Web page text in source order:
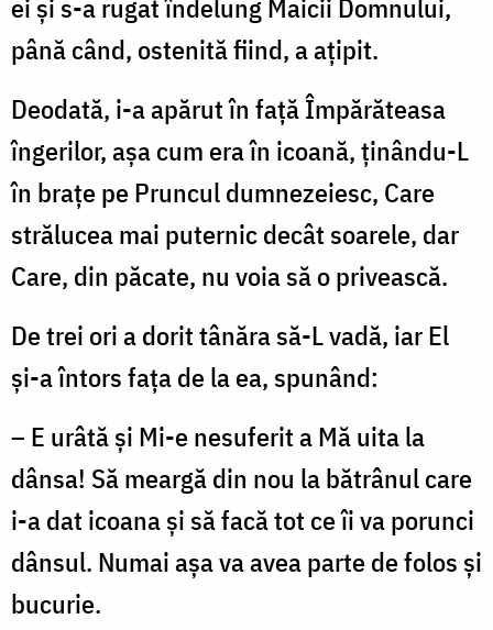
ei și s-a rugat îndelung Maicii Domnului,
până când, ostenită fiind, a ațipit.
Deodată, i-a apărut în față Împărăteasa
îngerilor, așa cum era în icoană, ținându-L
în brațe pe Pruncul dumnezeiesc, Care
stră­lucea mai puternic decât soarele, dar
Care, din păcate, nu voia să o privească.
De trei ori a dorit tânăra să-L vadă, iar El
și-a întors fața de la ea, spunând:
– E urâtă și Mi-e nesuferit a Mă uita la
dânsa! Să meargă din nou la bătrânul care
i-a dat icoana și să facă tot ce îi va porunci
dânsul. Numai așa va avea parte de folos și
bucurie.